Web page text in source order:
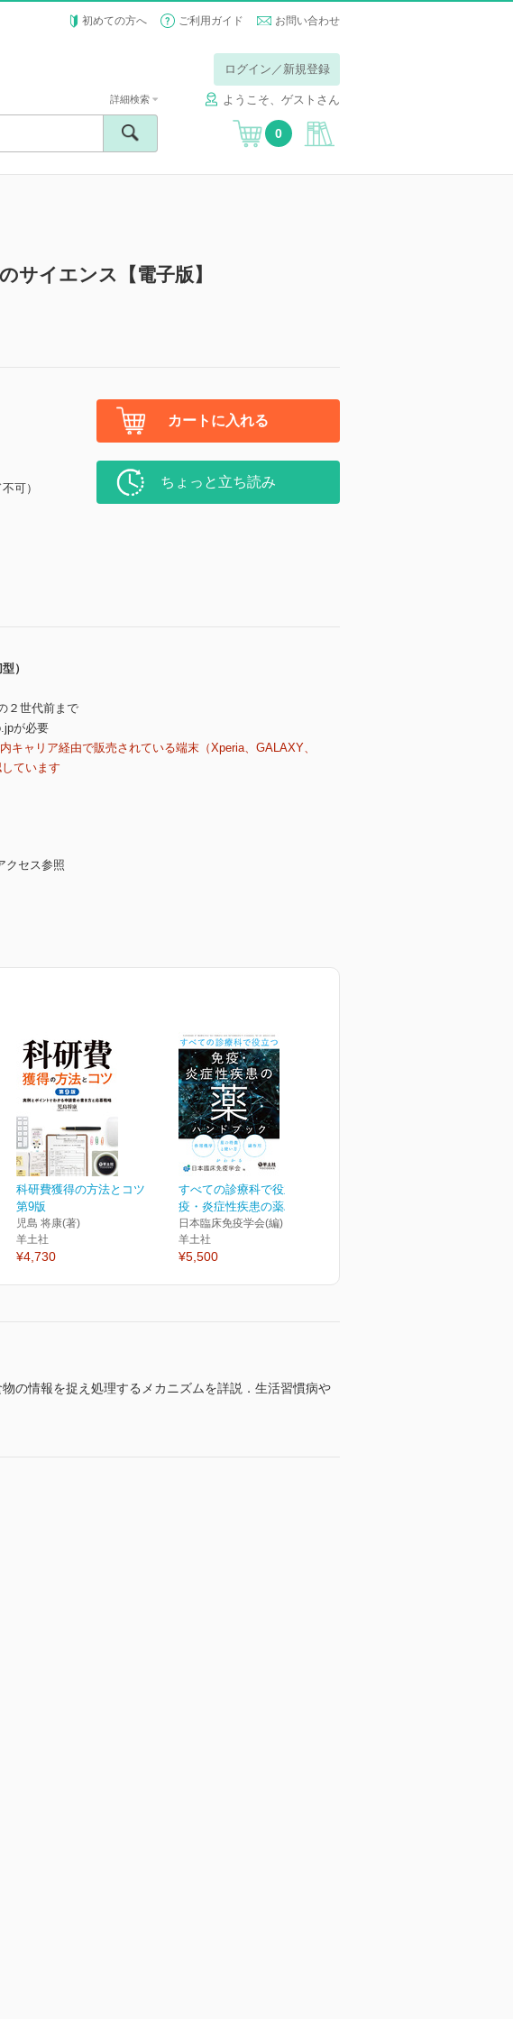
初めての方へ ご利用ガイド お問い合わせ
ログイン／新規登録
ようこそ、ゲストさん
詳細検索
0
サイエンス【電子版】
可）
カートに入れる
ちょっと立ち読み
）
２世代前まで
が必要
ャリア経由で販売されている端末（Xperia、GALAXY、
ています
クセス参照
科研費獲得の方法とコツ
第9版
児島 将康(著)
羊土社
¥4,730
すべての診療科で役立つ免
疫・炎症性疾患の薬ハン...
日本臨床免疫学会(編)
羊土社
¥5,500
の情報を捉え処理するメカニズムを詳説．生活習慣病や